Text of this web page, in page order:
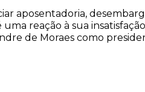
aposentadoria,
reação à sua
de Moraes como